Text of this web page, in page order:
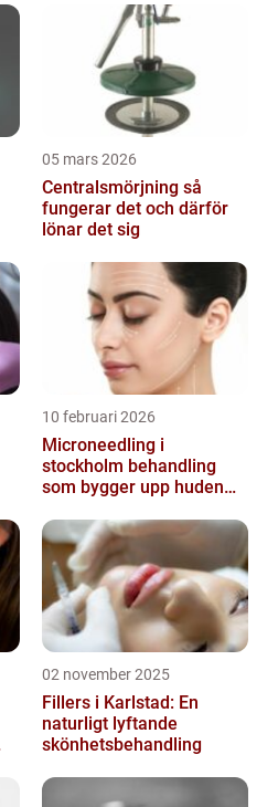
05 mars 2026
Centralsmörjning så
fungerar det och därför
lönar det sig
10 februari 2026
Microneedling i
stockholm behandling
som bygger upp huden
02 november 2025
Fillers i Karlstad: En
naturligt lyftande
skönhetsbehandling